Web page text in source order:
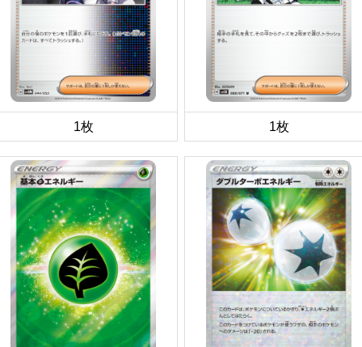
1枚 1枚